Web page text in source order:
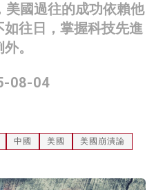
美國過往的成功依賴他
往日，掌握科技先進
。
08-04
中國 美國
美國崩潰論